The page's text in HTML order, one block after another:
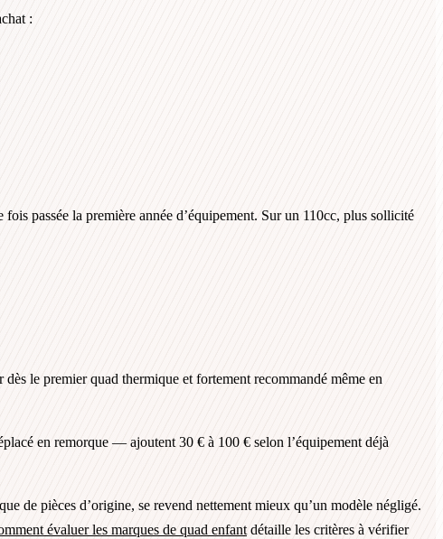
:
passée la première année d’équipement. Sur un 110cc, plus sollicité
le premier quad thermique et fortement recommandé même en
en remorque — ajoutent 30 € à 100 € selon l’équipement déjà
de pièces d’origine, se revend nettement mieux qu’un modèle négligé.
évaluer les marques de quad enfant détaille les critères à vérifier